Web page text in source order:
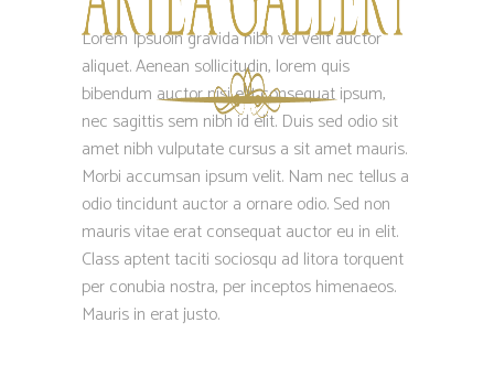
Lorem Ipsuoin gravida nibh vel velit auctor
aliquet. Aenean sollicitudin, lorem quis
bibendum auctor nisi elit consequat ipsum,
nec sagittis sem nibh id elit. Duis sed odio sit
amet nibh vulputate cursus a sit amet mauris.
Morbi accumsan ipsum velit. Nam nec tellus a
odio tincidunt auctor a ornare odio. Sed non
mauris vitae erat consequat auctor eu in elit.
Class aptent taciti sociosqu ad litora torquent
per conubia nostra, per inceptos himenaeos.
Mauris in erat justo.